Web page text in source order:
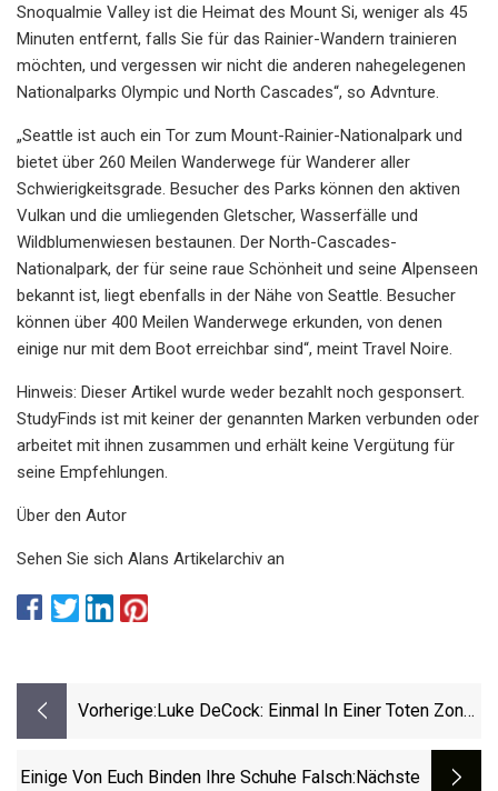
Snoqualmie Valley ist die Heimat des Mount Si, weniger als 45
Minuten entfernt, falls Sie für das Rainier-Wandern trainieren
möchten, und vergessen wir nicht die anderen nahegelegenen
Nationalparks Olympic und North Cascades“, so Advnture.
„Seattle ist auch ein Tor zum Mount-Rainier-Nationalpark und
bietet über 260 Meilen Wanderwege für Wanderer aller
Schwierigkeitsgrade. Besucher des Parks können den aktiven
Vulkan und die umliegenden Gletscher, Wasserfälle und
Wildblumenwiesen bestaunen. Der North-Cascades-
Nationalpark, der für seine raue Schönheit und seine Alpenseen
bekannt ist, liegt ebenfalls in der Nähe von Seattle. Besucher
können über 400 Meilen Wanderwege erkunden, von denen
einige nur mit dem Boot erreichbar sind“, meint Travel Noire.
Hinweis: Dieser Artikel wurde weder bezahlt noch gesponsert.
StudyFinds ist mit keiner der genannten Marken verbunden oder
arbeitet mit ihnen zusammen und erhält keine Vergütung für
seine Empfehlungen.
Über den Autor
Sehen Sie sich Alans Artikelarchiv an
Vorherige: Luke DeCock: Einmal In Einer Toten Zone
Zweite Platz Etwas Für NC State
Einige Von Euch Binden Ihre Schuhe Falsch:nächste